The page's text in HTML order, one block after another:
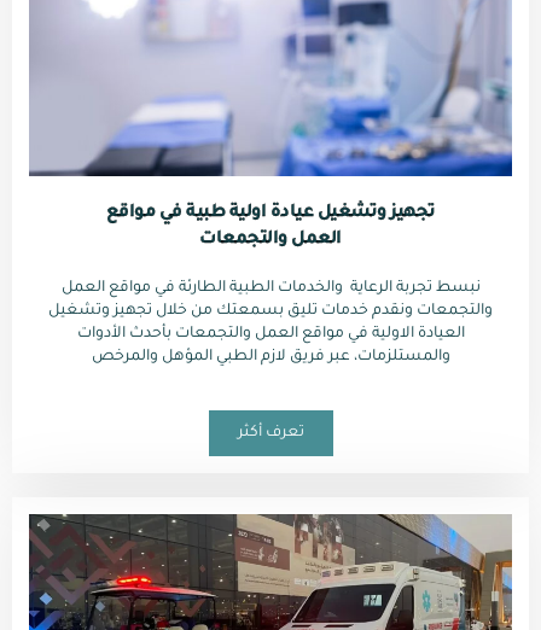
تجهيز وتشغيل عيادة اولية طبية في مواقع
العمل والتجمعات
نبسط تجربة الرعاية والخدمات الطبية الطارئة في مواقع العمل
والتجمعات ونقدم خدمات تليق بسمعتك من خلال تجهيز وتشغيل
العيادة الاولية في مواقع العمل والتجمعات بأحدث الأدوات
والمستلزمات، عبر فريق لازم الطبي المؤهل والمرخص
تعرف أكثر